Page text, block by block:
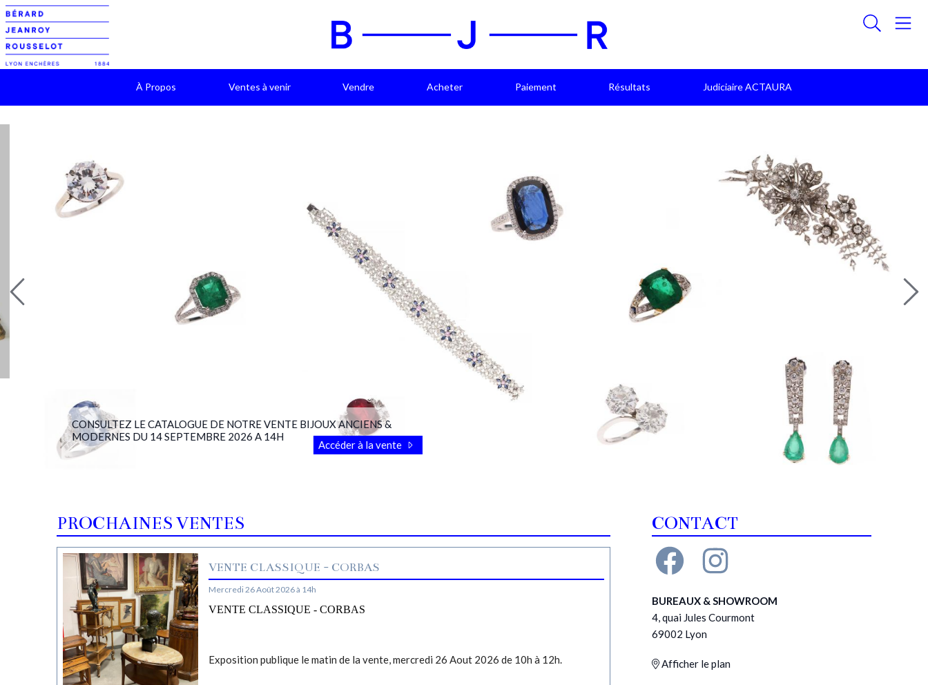
À Propos Ventes à venir Vendre Acheter Paiement Résultats Judiciaire ACTAURA
CONSULTEZ LE CATALOGUE DE NOTRE VENTE BIJOUX ANCIENS &
MODERNES DU 14 SEPTEMBRE 2026 A 14H
Accéder à la vente
PROCHAINES VENTES
VENTE CLASSIQUE - CORBAS
Mercredi 26 Août 2026 à 14h
VENTE CLASSIQUE - CORBAS
Exposition publique le matin de la vente, mercredi 26 Aout 2026 de 10h à 12h.
CONTACT
BUREAUX & SHOWROOM
4, quai Jules Courmont
69002 Lyon
Afficher le plan